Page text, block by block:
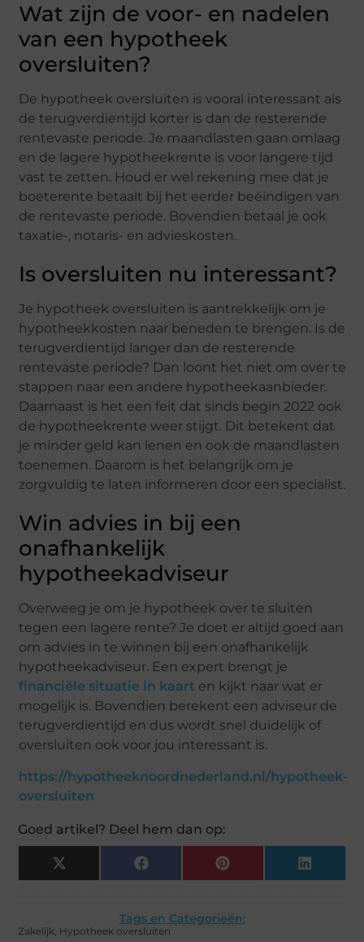
Wat zijn de voor- en nadelen
van een hypotheek
oversluiten?
De hypotheek oversluiten is vooral interessant als
de terugverdientijd korter is dan de resterende
rentevaste periode. Je maandlasten gaan omlaag
en de lagere hypotheekrente is voor langere tijd
vast te zetten. Houd er wel rekening mee dat je
boeterente betaalt bij het eerder beëindigen van
de rentevaste periode. Bovendien betaal je ook
taxatie-, notaris- en advieskosten.
Is oversluiten nu interessant?
Je hypotheek oversluiten is aantrekkelijk om je
hypotheekkosten naar beneden te brengen. Is de
terugverdientijd langer dan de resterende
rentevaste periode? Dan loont het niet om over te
stappen naar een andere hypotheekaanbieder.
Daarnaast is het een feit dat sinds begin 2022 ook
de hypotheekrente weer stijgt. Dit betekent dat
je minder geld kan lenen en ook de maandlasten
toenemen. Daarom is het belangrijk om je
zorgvuldig te laten informeren door een specialist.
Win advies in bij een
onafhankelijk
hypotheekadviseur
Overweeg je om je hypotheek over te sluiten
tegen een lagere rente? Je doet er altijd goed aan
om advies in te winnen bij een onafhankelijk
hypotheekadviseur. Een expert brengt je
financiële situatie in kaart en kijkt naar wat er
mogelijk is. Bovendien berekent een adviseur de
terugverdientijd en dus wordt snel duidelijk of
oversluiten ook voor jou interessant is.
https://hypotheeknoordnederland.nl/hypotheek-
oversluiten
Goed artikel? Deel hem dan op:
X
(Twitter)
Facebook Pinterest LinkedIn
Tags en Categorieën:
Zakelijk, Hypotheek oversluiten